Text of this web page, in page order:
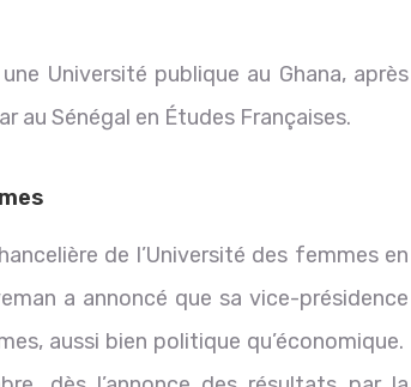
Université publique au Ghana, après
au Sénégal en Études Françaises.
de l’Université des femmes en
a annoncé que sa vice-présidence
aussi bien politique qu’économique.